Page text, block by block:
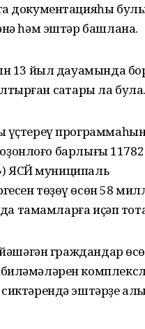
документацияһы
һәм эштәр башлана.
13 йыл дауамында
саҡтары ла була.
барлығы
ЯСЙ муниципаль
төҙөү өсөн 58
тамамларға иҫәп
граждандар
эштәрҙе